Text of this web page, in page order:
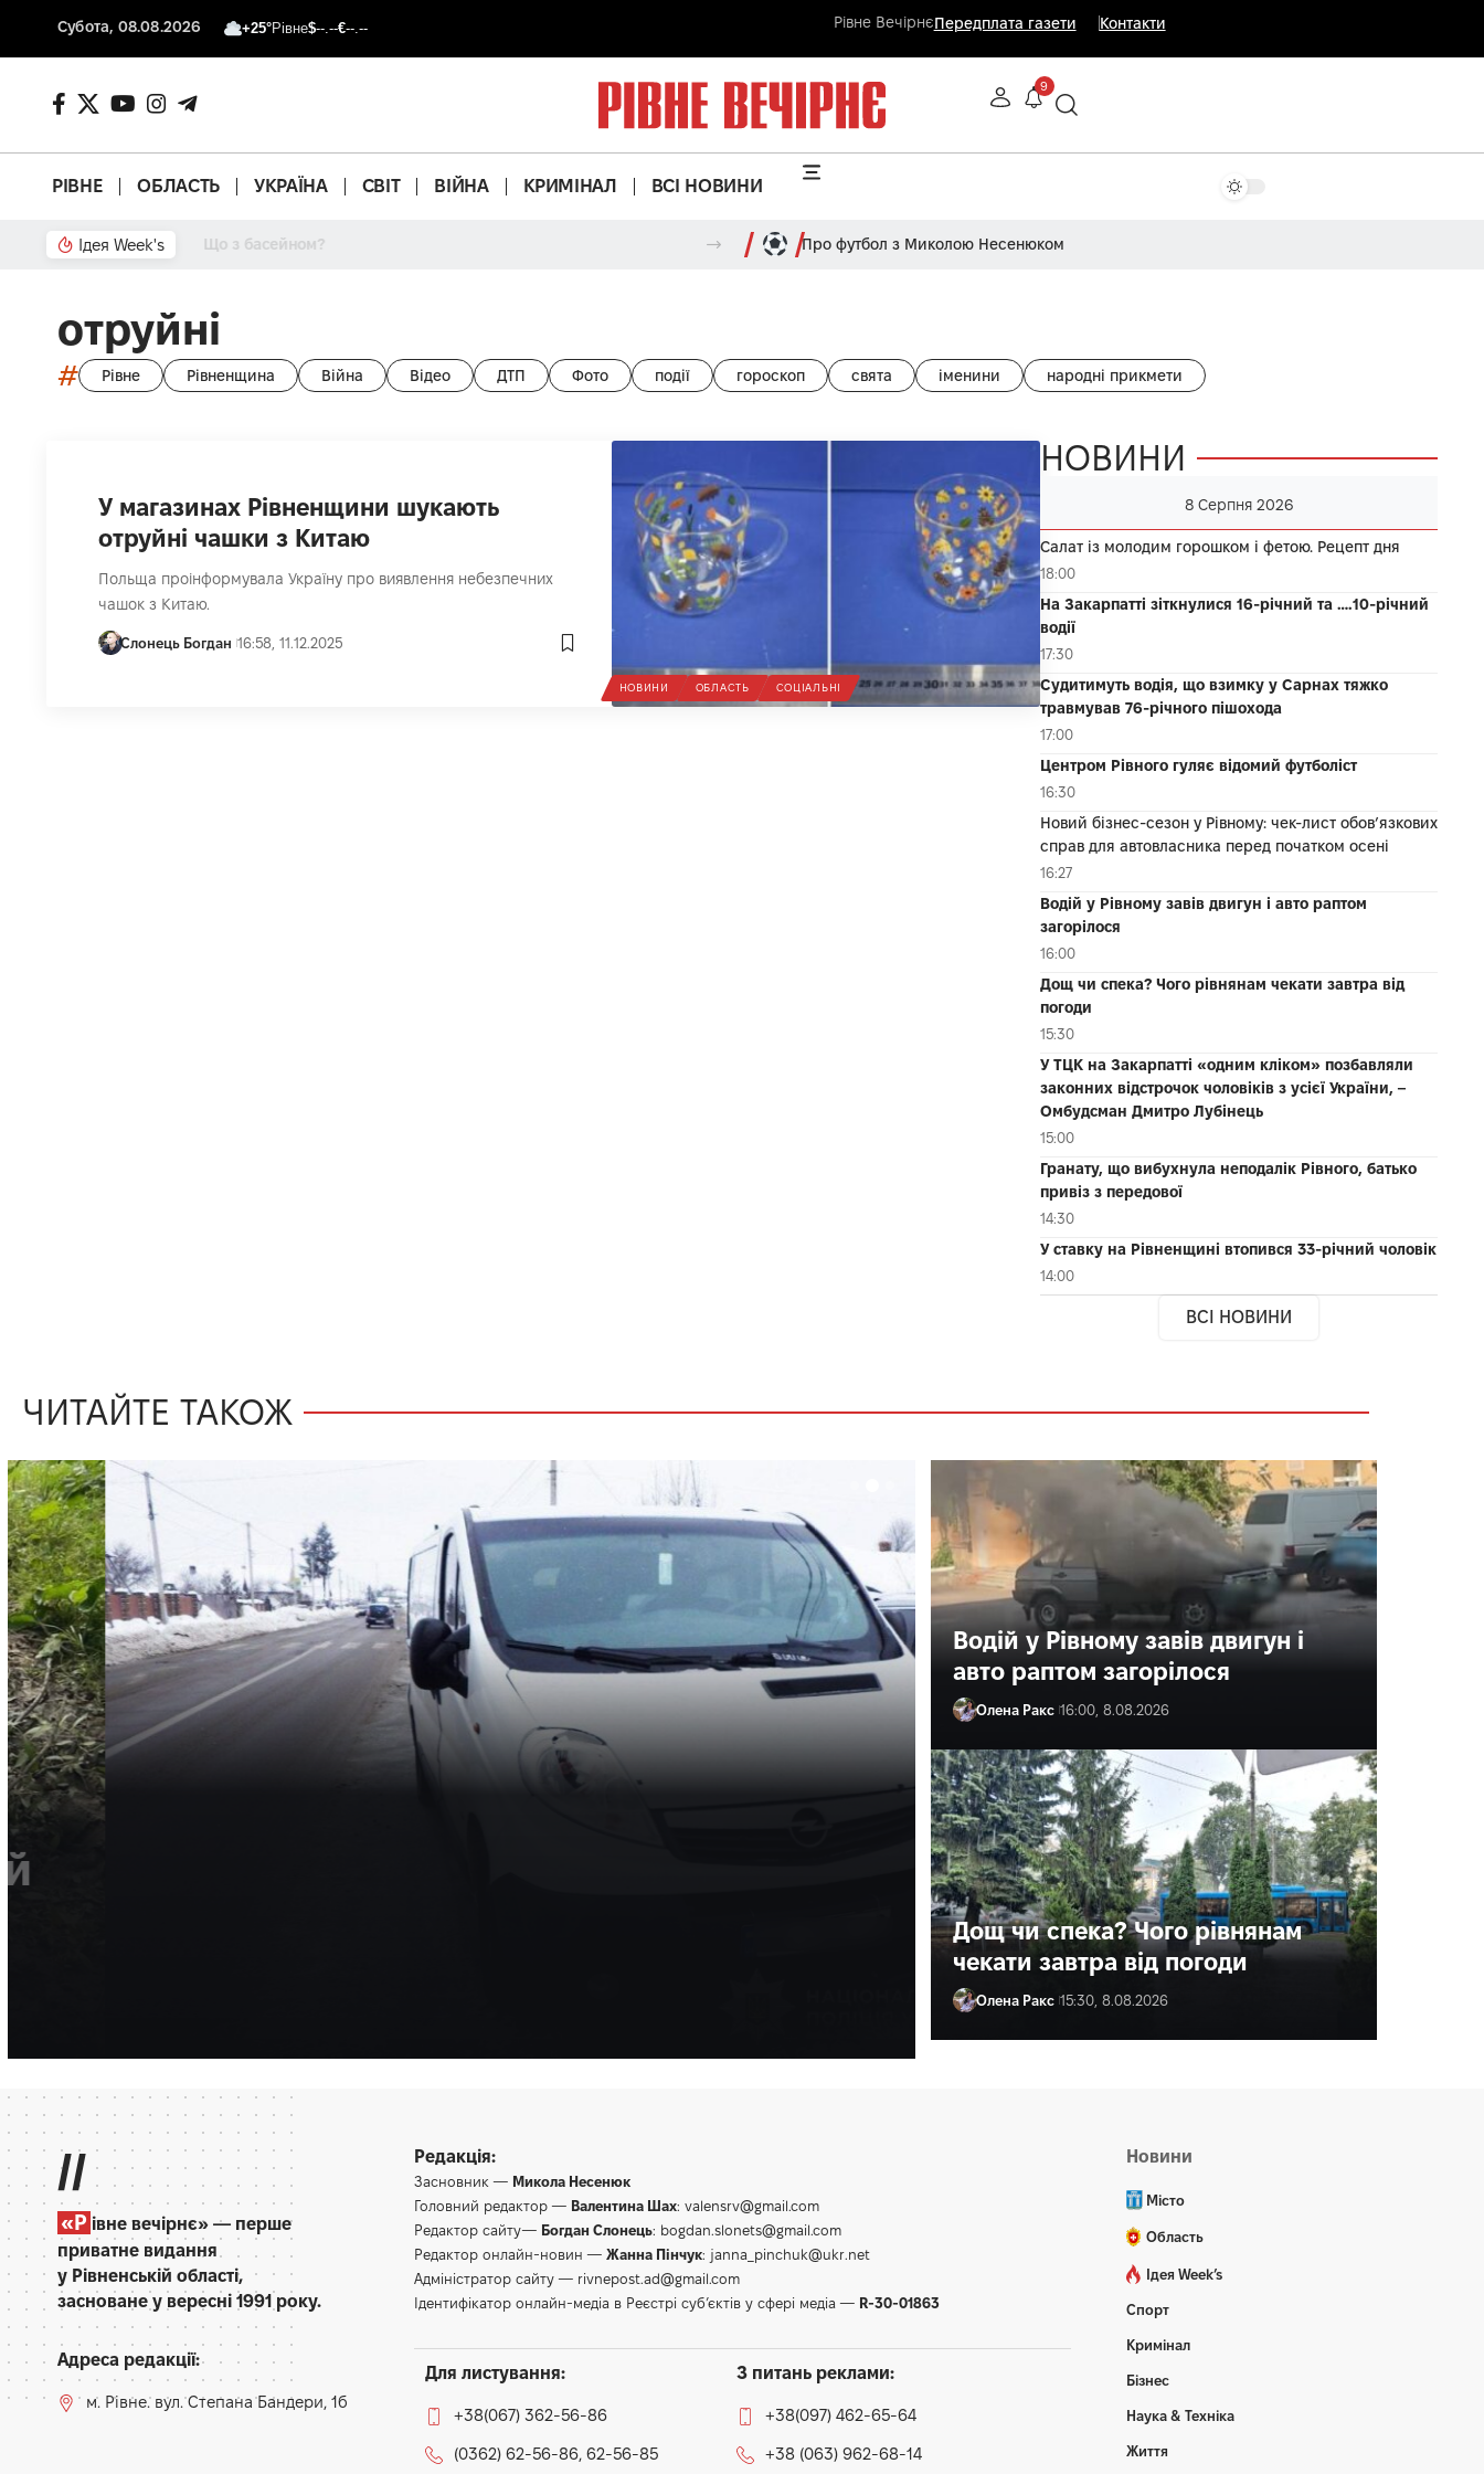
Субота, 08.08.2026 +25°Рівне$--.--€--.-- Рівне ВечірнєПередплата газети Контакти
9
РІВНЕ ОБЛАСТЬ УКРАЇНА СВІТ ВІЙНА КРИМІНАЛ ВСІ НОВИНИ
Ідея Week's Що з басейном? Про футбол з Миколою Несенюком
отруйні
# Рівне Рівненщина Війна Відео ДТП Фото події гороскоп свята іменини народні прикмети
НОВИНИ ОБЛАСТЬ СОЦІАЛЬНІ
У магазинах Рівненщини шукають
отруйні чашки з Китаю
Польща проінформувала Україну про виявлення небезпечних
чашок з Китаю.
Слонець Богдан 16:58, 11.12.2025
НОВИНИ
8 Серпня 2026
Салат із молодим горошком і фетою. Рецепт дня
18:00
На Закарпатті зіткнулися 16-річний та ….10-річний
водії
17:30
Судитимуть водія, що взимку у Сарнах тяжко
травмував 76-річного пішохода
17:00
Центром Рівного гуляє відомий футболіст
16:30
Новий бізнес-сезон у Рівному: чек-лист обов’язкових
справ для автовласника перед початком осені
16:27
Водій у Рівному завів двигун і авто раптом
загорілося
16:00
Дощ чи спека? Чого рівнянам чекати завтра від
погоди
15:30
У ТЦК на Закарпатті «одним кліком» позбавляли
законних відстрочок чоловіків з усієї України, –
Омбудсман Дмитро Лубінець
15:00
Гранату, що вибухнула неподалік Рівного, батько
привіз з передової
14:30
У ставку на Рівненщині втопився 33-річний чоловік
14:00
ВСІ НОВИНИ
ЧИТАЙТЕ ТАКОЖ
КРИМІНАЛ
Судитимуть водія, що взимку у
Водій у Рівному завів двигун і
авто раптом загорілося
Олена Ракс 16:00, 8.08.2026
Дощ чи спека? Чого рівнянам
чекати завтра від погоди
Олена Ракс 15:30, 8.08.2026
//
«Р івне вечірнє» — перше
приватне видання
у Рівненській області,
засноване у вересні 1991 року.
Адреса редакції:
м. Рівне. вул. Степана Бандери, 1б
Редакція:
Засновник — Микола Несенюк
Головний редактор — Валентина Шах: valensrv@gmail.com
Редактор сайту— Богдан Слонець: bogdan.slonets@gmail.com
Редактор онлайн-новин — Жанна Пінчук: janna_pinchuk@ukr.net
Адміністратор сайту — rivnepost.ad@gmail.com
Ідентифікатор онлайн-медіа в Реєстрі суб’єктів у сфері медіа — R-30-01863
Для листування:
+38(067) 362-56-86
(0362) 62-56-86, 62-56-85
З питань реклами:
+38(097) 462-65-64
+38 (063) 962-68-14
Новини
Місто
Область
Ідея Week’s
Спорт
Кримінал
Бізнес
Наука & Техніка
Життя